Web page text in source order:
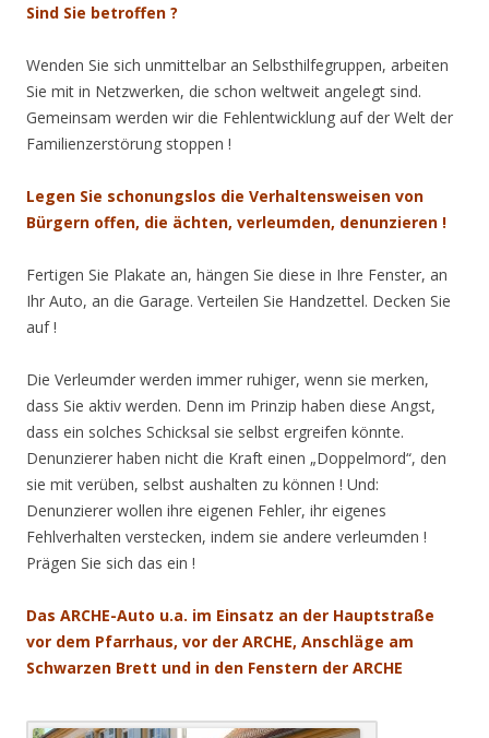
Sind Sie betroffen ?
Wenden Sie sich unmittelbar an Selbsthilfegruppen, arbeiten
Sie mit in Netzwerken, die schon weltweit angelegt sind.
Gemeinsam werden wir die Fehlentwicklung auf der Welt der
Familienzerstörung stoppen !
Legen Sie schonungslos die Verhaltensweisen von
Bürgern offen, die ächten, verleumden, denunzieren !
Fertigen Sie Plakate an, hängen Sie diese in Ihre Fenster, an
Ihr Auto, an die Garage. Verteilen Sie Handzettel. Decken Sie
auf !
Die Verleumder werden immer ruhiger, wenn sie merken,
dass Sie aktiv werden. Denn im Prinzip haben diese Angst,
dass ein solches Schicksal sie selbst ergreifen könnte.
Denunzierer haben nicht die Kraft einen „Doppelmord“, den
sie mit verüben, selbst aushalten zu können ! Und:
Denunzierer wollen ihre eigenen Fehler, ihr eigenes
Fehlverhalten verstecken, indem sie andere verleumden !
Prägen Sie sich das ein !
Das ARCHE-Auto u.a. im Einsatz an der Hauptstraße
vor dem Pfarrhaus, vor der ARCHE, Anschläge am
Schwarzen Brett und in den Fenstern der ARCHE